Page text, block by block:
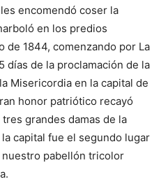
encomendó coser la
en los predios
de 1844, comenzando por La
días de la proclamación de la
Misericordia en la capital de
honor patriótico recayó
grandes damas de la
capital fue el segundo lugar
pabellón tricolor